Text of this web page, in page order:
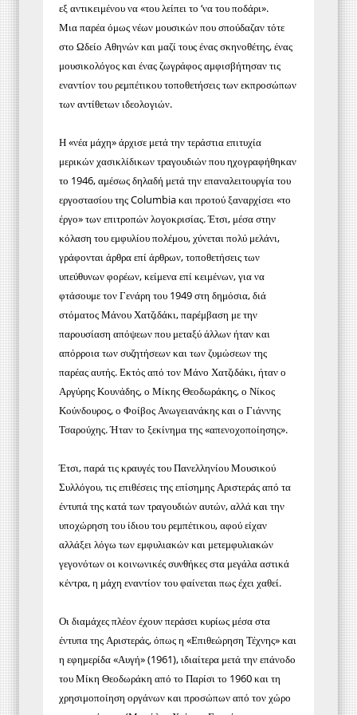
εξ αντικειμένου να «του λείπει το ‘να του ποδάρι».
Μια παρέα όμως νέων μουσικών που σπούδαζαν τότε
στο Ωδείο Αθηνών και μαζί τους ένας σκηνοθέτης, ένας
μουσικολόγος και ένας ζωγράφος αμφισβήτησαν τις
εναντίον του ρεμπέτικου τοποθετήσεις των εκπροσώπων
των αντίθετων ιδεολογιών.
Η «νέα μάχη» άρχισε μετά την τεράστια επιτυχία
μερικών χασικλίδικων τραγουδιών που ηχογραφήθηκαν
το 1946, αμέσως δηλαδή μετά την επαναλειτουργία του
εργοστασίου της Columbia και προτού ξαναρχίσει «το
έργο» των επιτροπών λογοκρισίας. Έτσι, μέσα στην
κόλαση του εμφυλίου πολέμου, χύνεται πολύ μελάνι,
γράφονται άρθρα επί άρθρων, τοποθετήσεις των
υπεύθυνων φορέων, κείμενα επί κειμένων, για να
φτάσουμε τον Γενάρη του 1949 στη δημόσια, διά
στόματος Μάνου Χατζιδάκι, παρέμβαση με την
παρουσίαση απόψεων που μεταξύ άλλων ήταν και
απόρροια των συζητήσεων και των ζυμώσεων της
παρέας αυτής. Εκτός από τον Μάνο Χατζιδάκι, ήταν ο
Αργύρης Κουνάδης, ο Μίκης Θεοδωράκης, ο Νίκος
Κούνδουρος, ο Φοίβος Ανωγειανάκης και ο Γιάννης
Τσαρούχης. Ήταν το ξεκίνημα της «απενοχοποίησης».
Έτσι, παρά τις κραυγές του Πανελληνίου Μουσικού
Συλλόγου, τις επιθέσεις της επίσημης Αριστεράς από τα
έντυπά της κατά των τραγουδιών αυτών, αλλά και την
υποχώρηση του ίδιου του ρεμπέτικου, αφού είχαν
αλλάξει λόγω των εμφυλιακών και μετεμφυλιακών
γεγονότων οι κοινωνικές συνθήκες στα μεγάλα αστικά
κέντρα, η μάχη εναντίον του φαίνεται πως έχει χαθεί.
Οι διαμάχες πλέον έχουν περάσει κυρίως μέσα στα
έντυπα της Αριστεράς, όπως η «Επιθεώρηση Τέχνης» και
η εφημερίδα «Αυγή» (1961), ιδιαίτερα μετά την επάνοδο
του Μίκη Θεοδωράκη από το Παρίσι το 1960 και τη
χρησιμοποίηση οργάνων και προσώπων από τον χώρο